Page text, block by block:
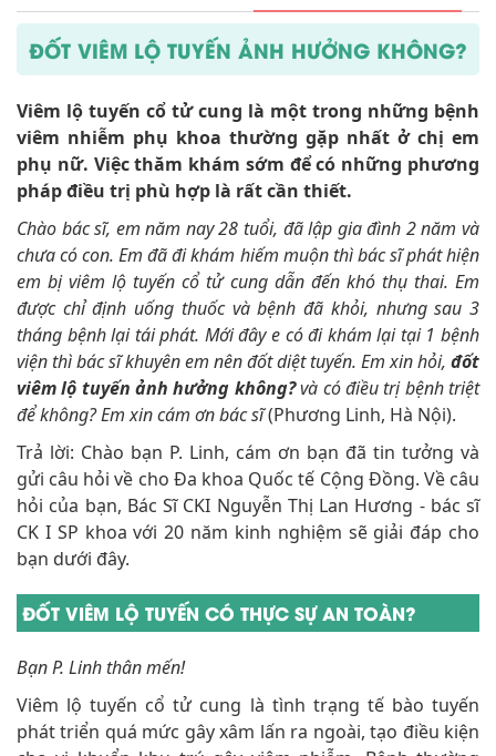
ĐỐT VIÊM LỘ TUYẾN ẢNH HƯỞNG KHÔNG?
Viêm lộ tuyến cổ tử cung là một trong những bệnh
viêm nhiễm phụ khoa thường gặp nhất ở chị em
phụ nữ. Việc thăm khám sớm để có những phương
pháp điều trị phù hợp là rất cần thiết.
Chào bác sĩ, em năm nay 28 tuổi, đã lập gia đình 2 năm và
chưa có con. Em đã đi khám hiếm muộn thì bác sĩ phát hiện
em bị viêm lộ tuyến cổ tử cung dẫn đến khó thụ thai. Em
được chỉ định uống thuốc và bệnh đã khỏi, nhưng sau 3
tháng bệnh lại tái phát. Mới đây e có đi khám lại tại 1 bệnh
viện thì bác sĩ khuyên em nên đốt diệt tuyến. Em xin hỏi, đốt
viêm lộ tuyến ảnh hưởng không?và có điều trị bệnh triệt
để không? Em xin cám ơn bác sĩ(Phương Linh, Hà Nội).
Trả lời: Chào bạn P. Linh, cám ơn bạn đã tin tưởng và
gửi câu hỏi về cho Đa khoa Quốc tế Cộng Đồng. Về câu
hỏi của bạn, Bác Sĩ CKI Nguyễn Thị Lan Hương - bác sĩ
CK I SP khoa với 20 năm kinh nghiệm sẽ giải đáp cho
bạn dưới đây.
ĐỐT VIÊM LỘ TUYẾN CÓ THỰC SỰ AN TOÀN?
Bạn P. Linh thân mến!
Viêm lộ tuyến cổ tử cung là tình trạng tế bào tuyến
phát triển quá mức gây xâm lấn ra ngoài, tạo điều kiện